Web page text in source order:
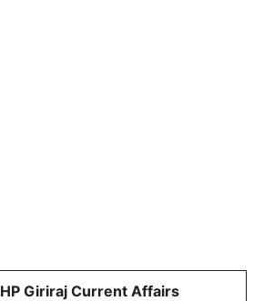
HP Giriraj Current Affairs